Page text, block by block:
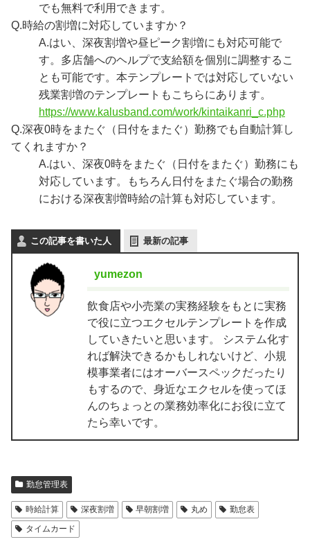
でも無料で利用できます。
Q.時給の割増に対応していますか？
A.はい、深夜割増や昼ピーク割増にも対応可能で
す。多店舗へのヘルプで支給額を個別に調整するこ
とも可能です。本テンプレートでは対応していない
残業割増のテンプレートもこちらにあります。
https://www.kalusband.com/work/kintaikanri_c.php
Q.深夜0時をまたぐ（日付をまたぐ）勤務でも自動計算し
てくれますか？
A.はい、深夜0時をまたぐ（日付をまたぐ）勤務にも
対応しています。もちろん日付をまたぐ場合の勤務
における深夜割増時給の計算も対応しています。
この記事を書いた人 最新の記事
yumezon
飲食店や小売業の実務経験をもとに実務
で役に立つエクセルテンプレートを作成
していきたいと思います。 システム化す
れば解決できるかもしれないけど、小規
模事業者にはオーバースペックだったり
もするので、身近なエクセルを使ってほ
んのちょっとの業務効率化にお役に立て
たら幸いです。
勤怠管理表
時給計算 深夜割増 早朝割増 丸め
勤怠表
タイムカード